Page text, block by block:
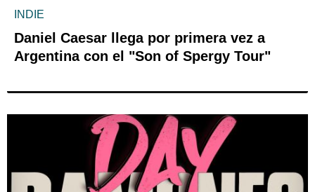
INDIE
Daniel Caesar llega por primera vez a
Argentina con el "Son of Spergy Tour"